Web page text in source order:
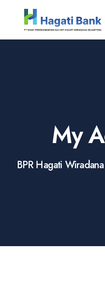
My
BPR Hagati